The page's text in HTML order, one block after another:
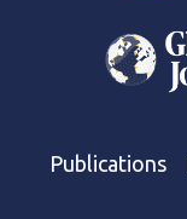
Publications